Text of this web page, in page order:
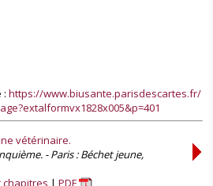
: https://www.biusante.parisdescartes.fr/
vétérinaire.
- Paris : Béchet jeune,
chapitres PDF